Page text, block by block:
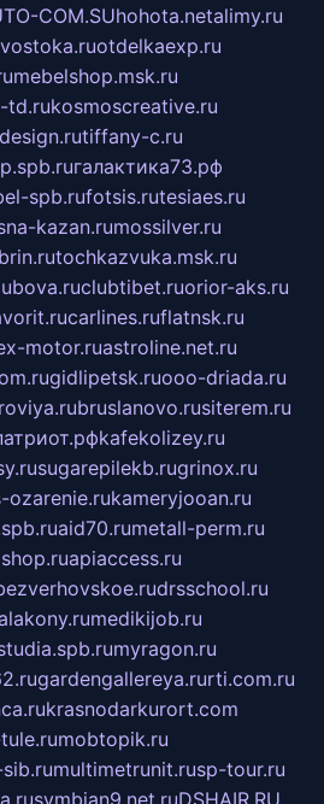
COM.SUhohota.netalimy.ru
otdelkaexp.ru
mebelshop.msk.ru
td.rukosmoscreative.ru
tiffany-c.ru
галактика73.рф
spb.rufotsis.rutesiaes.ru
kazan.rumossilver.ru
tochkazvuka.msk.ru
clubtibet.ruorior-aks.ru
carlines.ruflatnsk.ru
motor.ruastroline.net.ru
gidlipetsk.ruooo-driada.ru
bruslanovo.rusiterem.ru
kafekolizey.ru
sugarepilekb.rugrinox.ru
ozarenie.rukameryjooan.ru
aid70.rumetall-perm.ru
apiaccess.ru
drsschool.ru
medikijob.ru
myragon.ru
gardengallereya.rurti.com.ru
krasnodarkurort.com
mobtopik.ru
multimetrunit.rusp-tour.ru